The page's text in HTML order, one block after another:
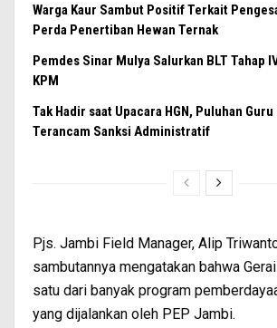
Warga Kaur Sambut Positif Terkait
Perda Penertiban Hewan Ternak
Pemdes Sinar Mulya Salurkan BLT Tahap
KPM
Tak Hadir saat Upacara HGN, Puluhan Guru
Terancam Sanksi Administratif
Pjs. Jambi Field Manager, Alip
sambutannya mengatakan bahwa
satu dari banyak program
yang dijalankan oleh PEP Jambi.